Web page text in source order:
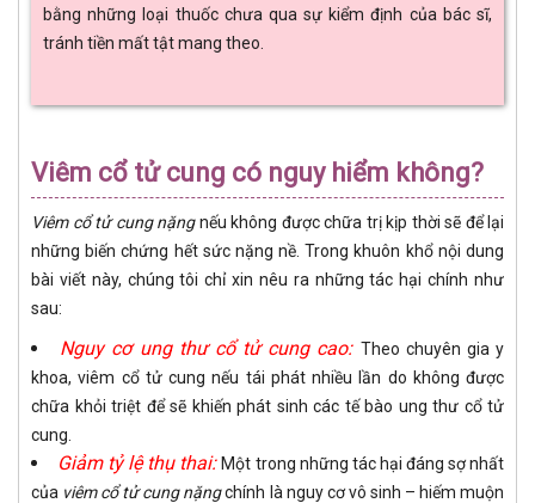
bằng những loại thuốc chưa qua sự kiểm định của bác sĩ,
tránh tiền mất tật mang theo.
Viêm cổ tử cung có nguy hiểm không?
Viêm cổ tử cung nặngnếu không được chữa trị kịp thời sẽ để lại
những biến chứng hết sức nặng nề. Trong khuôn khổ nội dung
bài viết này, chúng tôi chỉ xin nêu ra những tác hại chính như
sau:
Nguy cơ ung thư cổ tử cung cao: Theo chuyên gia y
khoa, viêm cổ tử cung nếu tái phát nhiều lần do không được
chữa khỏi triệt để sẽ khiến phát sinh các tế bào ung thư cổ tử
cung.
Giảm tỷ lệ thụ thai:Một trong những tác hại đáng sợ nhất
của viêm cổ tử cung nặngchính là nguy cơ vô sinh – hiếm muộn